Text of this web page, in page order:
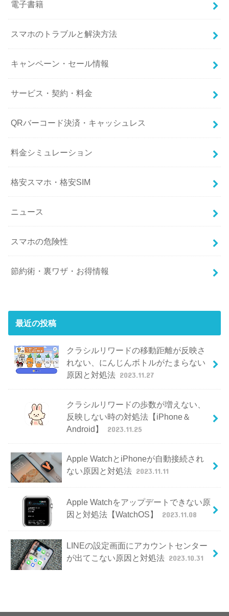
電子書籍
スマホのトラブルと解決方法
キャンペーン・セール情報
サービス・契約・料金
QRバーコード決済・キャッシュレス
料金シミュレーション
格安スマホ・格安SIM
ニュース
スマホの危険性
節約術・裏ワザ・お得情報
最近の投稿
クラシルリワードの移動距離が反映さ
れない、にんじんボトルがたまらない
原因と対処法 2023.11.27
クラシルリワードの歩数が増えない、
反映しない時の対処法【iPhone＆
Android】
2023.11.25
Apple WatchとiPhoneが自動接続され
ない原因と対処法 2023.11.11
Apple Watchをアップデートできない原
因と対処法【WatchOS】
2023.11.08
LINEの設定画面にアカウントセンター
が出てこない原因と対処法 2023.10.31